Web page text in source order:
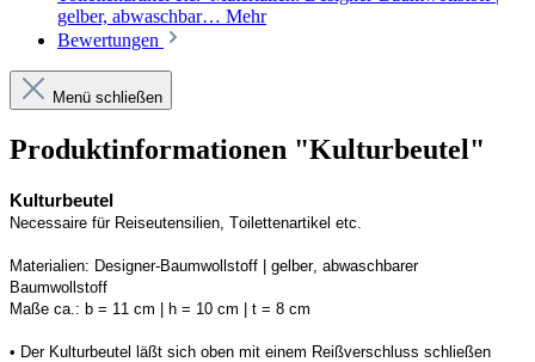
gelber, abwaschbar… Mehr
Bewertungen
Menü schließen
Produktinformationen "Kulturbeutel"
Kulturbeutel
Necessaire für Reiseutensilien, Toilettenartikel etc.
Materialien: Designer-Baumwollstoff | gelber, abwaschbarer
Baumwollstoff
Maße ca.: b = 11 cm | h = 10 cm | t = 8 cm
• Der Kulturbeutel läßt sich oben mit einem Reißverschluss schließen